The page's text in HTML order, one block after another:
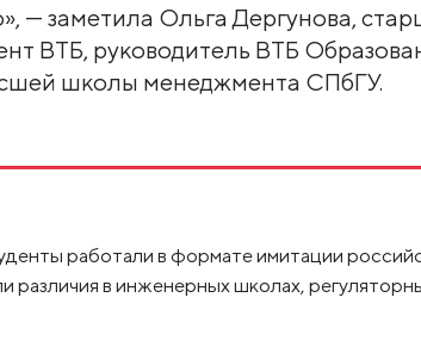
— заметила Ольга Дергунова,
ВТБ, руководитель ВТБ
школы менеджмента СПбГУ.
работали в формате имитации
различия в инженерных школах,